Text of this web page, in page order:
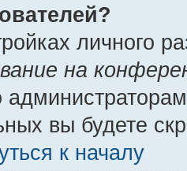
личного
на
вы будете
к началу